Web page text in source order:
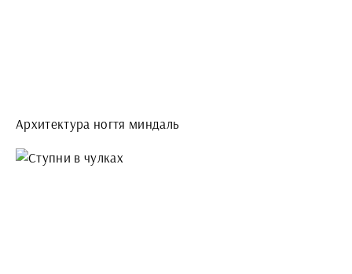
Архитектура ногтя миндаль